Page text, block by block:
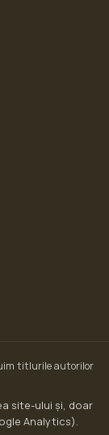
titlurile autorilor
RO30450643 · Str.
site-ului și, doar
Analytics).